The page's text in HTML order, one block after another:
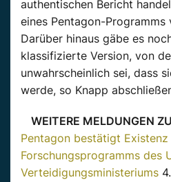
authentischen Bericht
eines Pentagon-Programms
Darüber hinaus gäbe es
klassifizierte Version, von
unwahrscheinlich sei, dass
werde, so Knapp
WEITERE MELDUNGEN
Pentagon bestätigt Existenz
Forschungsprogramms des
Verteidigungsministeriums